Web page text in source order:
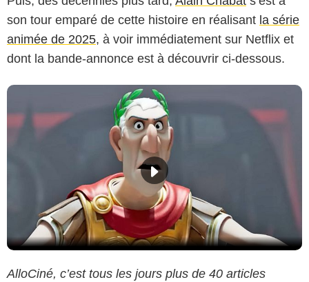
son tour emparé de cette histoire en réalisant la série
animée de 2025, à voir immédiatement sur Netflix et
dont la bande-annonce est à découvrir ci-dessous.
AlloCiné, c’est tous les jours plus de 40 articles